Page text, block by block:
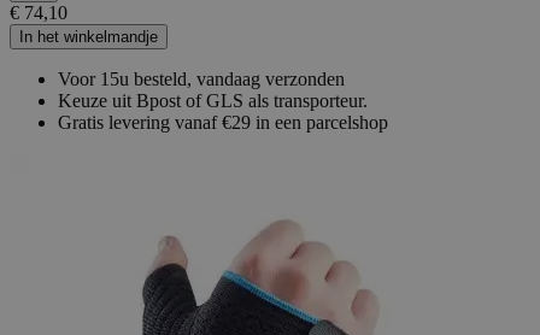
€ 74,10
In het winkelmandje
Voor 15u besteld, vandaag verzonden
Keuze uit Bpost of GLS als transporteur.
Gratis levering vanaf €29 in een parcelshop